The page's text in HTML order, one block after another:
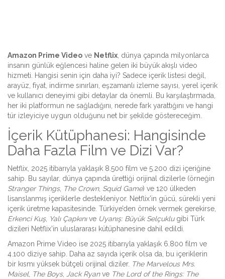
Amazon Prime Video ve Netflix , dünya çapında milyonlarca
insanın günlük eğlencesi haline gelen iki büyük akışlı video
hizmeti. Hangisi senin için daha iyi? Sadece içerik listesi değil,
arayüz, fiyat, indirme sınırları, eşzamanlı izleme sayısı, yerel içerik
ve kullanıcı deneyimi gibi detaylar da önemli. Bu karşılaştırmada,
her iki platformun ne sağladığını, nerede fark yarattığını ve hangi
tür izleyiciye uygun olduğunu net bir şekilde göstereceğim.
İçerik Kütüphanesi: Hangisinde
Daha Fazla Film ve Dizi Var?
Netflix, 2025 itibarıyla yaklaşık 8.500 film ve 5.200 dizi içeriğine
sahip. Bu sayılar, dünya çapında ürettiği orijinal dizilerle (örneğin
Stranger Things, The Crown, Squid Game) ve 120 ülkeden
lisanslanmış içeriklerle destekleniyor. Netflix’in gücü, sürekli yeni
içerik üretme kapasitesinde. Türkiye’den örnek vermek gerekirse,
Erkenci Kuş, Yalı Çapkınıve Uyanış: Büyük Selçuklugibi Türk
dizileri Netflix’in uluslararası kütüphanesine dahil edildi.
Amazon Prime Video ise 2025 itibarıyla yaklaşık 6.800 film ve
4.100 diziye sahip. Daha az sayıda içerik olsa da, bu içeriklerin
bir kısmı yüksek bütçeli orijinal diziler. The Marvelous Mrs.
Maisel, The Boys, Jack Ryanve The Lord of the Rings: The